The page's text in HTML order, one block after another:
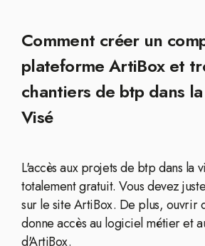
Comment créer un
plateforme ArtiBox et
chantiers de btp dans
Visé
L'accès aux projets de btp dans la
totalement gratuit. Vous devez
sur le site ArtiBox. De plus, ouvrir
donne accès au logiciel métier et
d'ArtiBox.